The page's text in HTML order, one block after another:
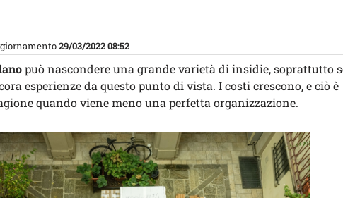
29/03/2022 08:52
può nascondere una grande varietà di insidie, soprattutto
esperienze da questo punto di vista. I costi crescono, e ciò è
quando viene meno una perfetta organizzazione.